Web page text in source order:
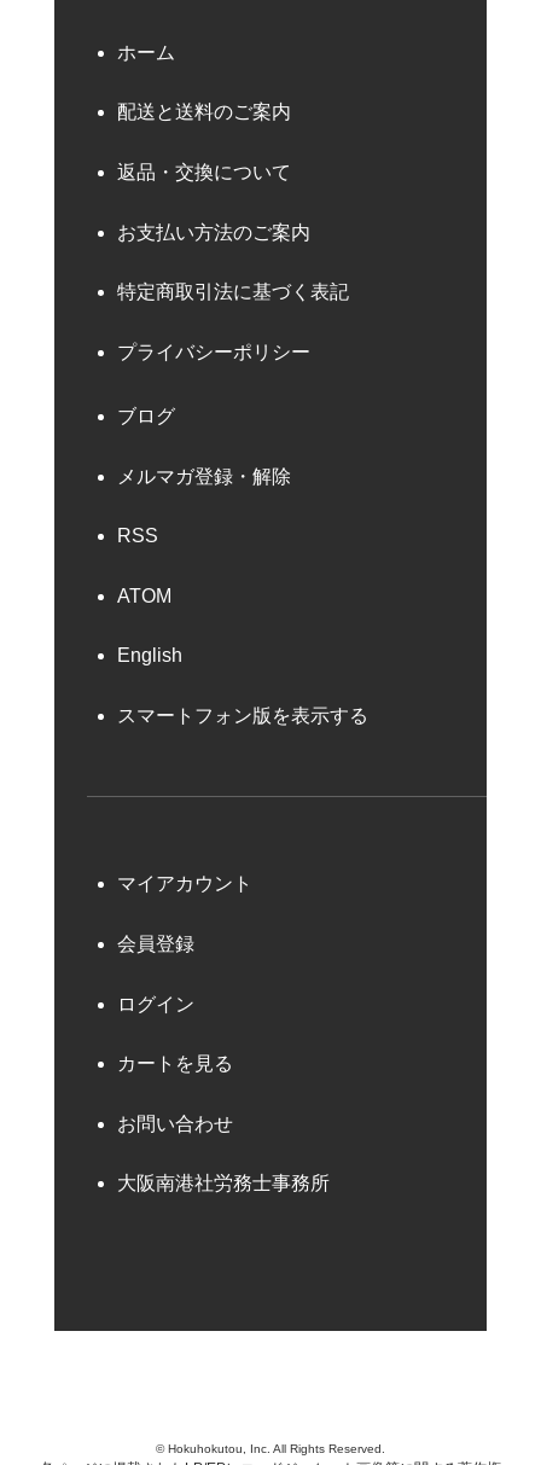
ホーム
配送と送料のご案内
返品・交換について
お支払い方法のご案内
特定商取引法に基づく表記
プライバシーポリシー
ブログ
メルマガ登録・解除
RSS
ATOM
English
スマートフォン版を表示する
マイアカウント
会員登録
ログイン
カートを見る
お問い合わせ
大阪南港社労務士事務所
© Hokuhokutou, Inc. All Rights Reserved.